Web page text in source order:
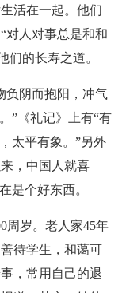
活在一起。他们
对人对事总是和和
们的长寿之道。
负阴而抱阳，冲气
”《礼记》上有“有
太平有象。”另外
，中国人就喜
是个好东西。
周岁。老人家45年
待学生，和蔼可
，常用自己的退